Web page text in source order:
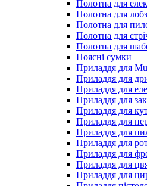
Полотна для
Полотна для
Полотна для
Полотна для
Полотна для
Поясні сумки
Приладдя для
Приладдя для
Приладдя для
Приладдя для
Приладдя для
Приладдя для
Приладдя для
Приладдя для
Приладдя для
Приладдя для
Приладдя для